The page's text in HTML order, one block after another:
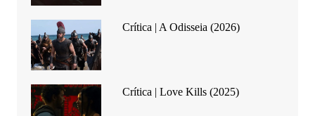
Crítica | A Odisseia (2026)
Crítica | Love Kills (2025)